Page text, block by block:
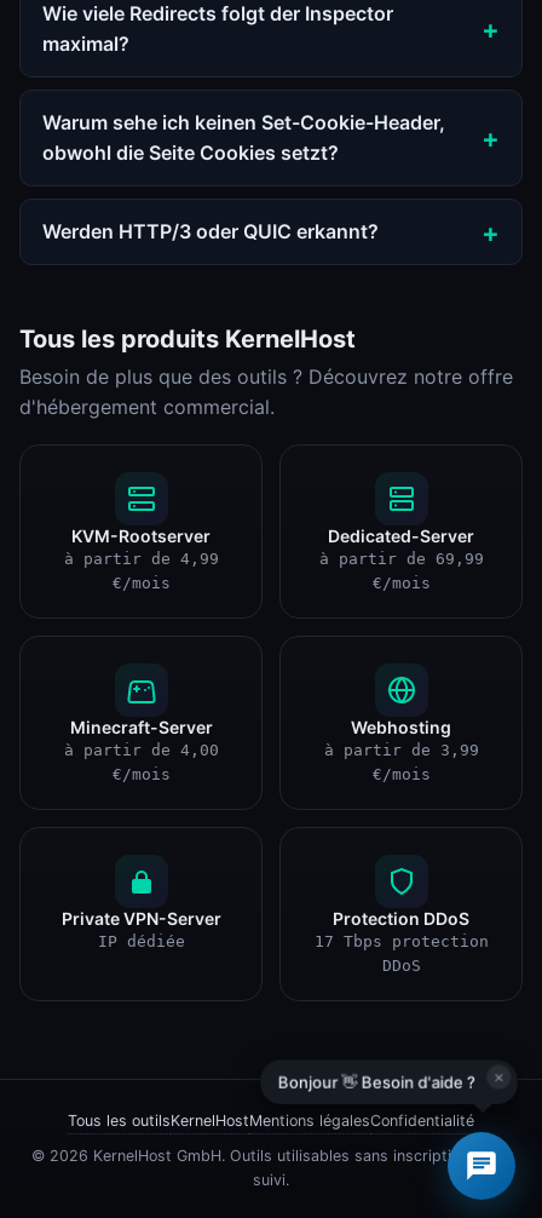
Wie viele Redirects folgt der Inspector
maximal?
Warum sehe ich keinen Set-Cookie-Header,
obwohl die Seite Cookies setzt?
Werden HTTP/3 oder QUIC erkannt?
Tous les produits KernelHost
Besoin de plus que des outils ? Découvrez notre offre
d'hébergement commercial.
KVM-Rootserver
à partir de 4,99
€/mois
Dedicated-Server
à partir de 69,99
€/mois
Minecraft-Server
à partir de 4,00
€/mois
Webhosting
à partir de 3,99
€/mois
Private VPN-Server
IP dédiée
Protection DDoS
17 Tbps protection
DDoS
Tous les outilsKernelHostMentions légalesConfidentialité
© 2026 KernelHost GmbH. Outils utilisables sans inscription, sans
suivi.
×
Bonjour 👋 Besoin d'aide ?